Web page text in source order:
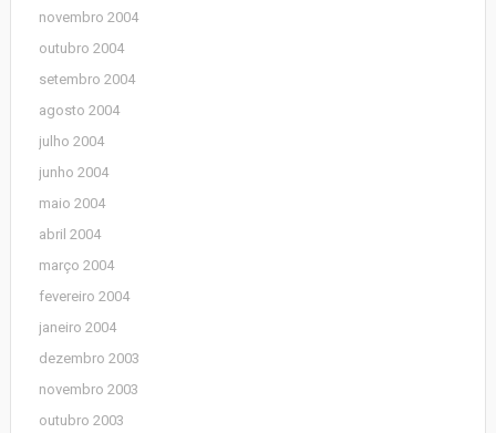
novembro 2004
outubro 2004
setembro 2004
agosto 2004
julho 2004
junho 2004
maio 2004
abril 2004
março 2004
fevereiro 2004
janeiro 2004
dezembro 2003
novembro 2003
outubro 2003